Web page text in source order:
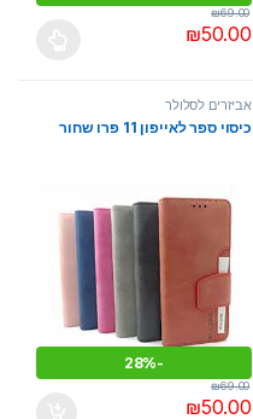
₪50.00
₪69.00
אביזרים לסלולר
כיסוי ספר לאייפון 11 פרו שחור
-
28%
₪50.00
₪69.00